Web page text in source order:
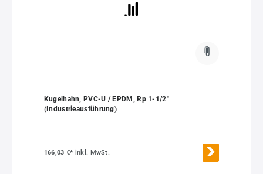
Kugelhahn, PVC-U / EPDM, Rp 1-1/2"
(Industrieausführung)
166,03 €* inkl. MwSt.